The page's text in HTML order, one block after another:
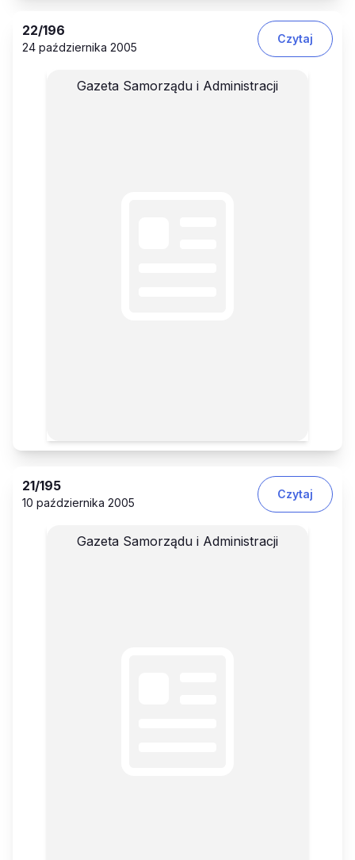
22/196
24 października 2005
Czytaj
Gazeta Samorządu i Administracji
21/195
10 października 2005
Czytaj
Gazeta Samorządu i Administracji